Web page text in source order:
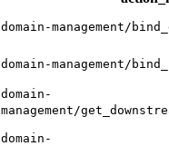
domain-management/
domain-management/
domain-
management/
domain-